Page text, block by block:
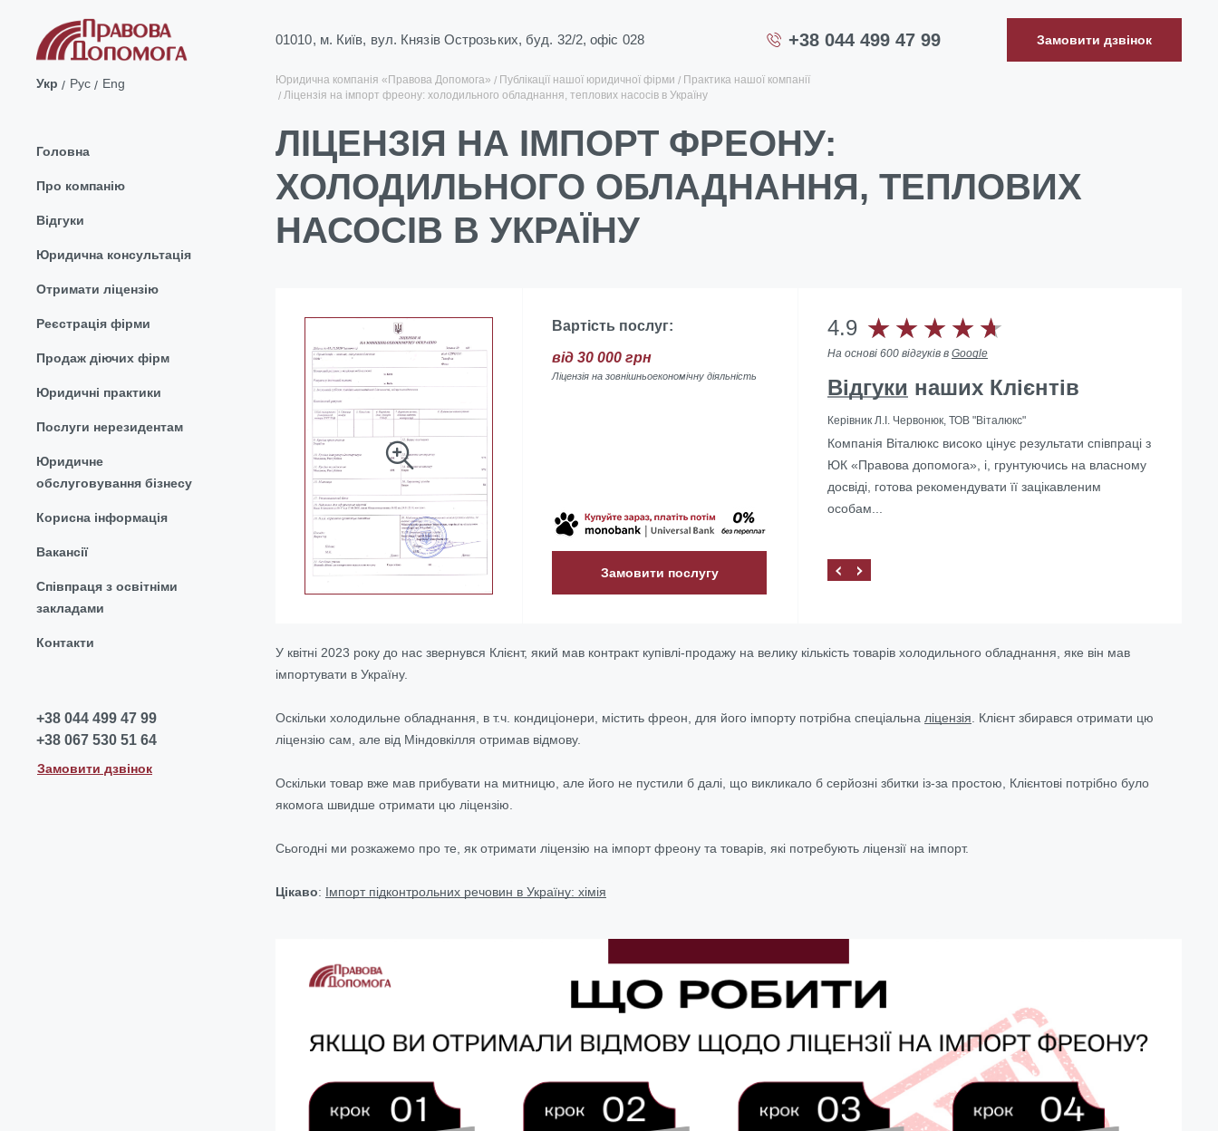
01010, м. Київ, вул. Князів Острозьких, буд. 32/2, офіс 028 +38 044 499 47 99 Замовити дзвінок
Укр Рус Eng
Головна
Про компанію
Відгуки
Юридична консультація
Отримати ліцензію
Реєстрація фірми
Продаж діючих фірм
Юридичні практики
Послуги нерезидентам
Юридичне
обслуговування бізнесу
Корисна інформація
Вакансії
Співпраця з освітніми
закладами
Контакти
+38 044 499 47 99
+38 067 530 51 64
Замовити дзвінок
Юридична компанія «Правова Допомога» Публікації нашої юридичної фірми
Практика нашої компанії
Ліцензія на імпорт фреону: холодильного обладнання, теплових насосів в Україну
ЛІЦЕНЗІЯ НА ІМПОРТ ФРЕОНУ:
ХОЛОДИЛЬНОГО ОБЛАДНАННЯ, ТЕПЛОВИХ
НАСОСІВ В УКРАЇНУ
Вартість послуг:
від 30 000 грн
Ліцензія на зовнішньоекономічну діяльність
Замовити послугу
4.9
На основі 600 відгуків в Google
Відгуки наших Клієнтів
Керівник Л.І. Червонюк, ТОВ "Віталюкс"
Компанія Віталюкс високо цінує результати співпраці з
ЮК «Правова допомога», і, грунтуючись на власному
досвіді, готова рекомендувати її зацікавленим
особам...
Допомогли з ліквідацією іноземного представництва в
Україні
У квітні 2023 року до нас звернувся Клієнт, який мав контракт купівлі-продажу на велику кількість товарів холодильного обладнання, яке він мав
імпортувати в Україну.
Оскільки холодильне обладнання, в т.ч. кондиціонери, містить фреон, для його імпорту потрібна спеціальна ліцензія . Клієнт збирався отримати цю
ліцензію сам, але від Міндовкілля отримав відмову.
Оскільки товар вже мав прибувати на митницю, але його не пустили б далі, що викликало б серйозні збитки із-за простою, Клієнтові потрібно було
якомога швидше отримати цю ліцензію.
Сьогодні ми розкажемо про те, як отримати ліцензію на імпорт фреону та товарів, які потребують ліцензії на імпорт.
Цікаво: Імпорт підконтрольних речовин в Україну: хімія